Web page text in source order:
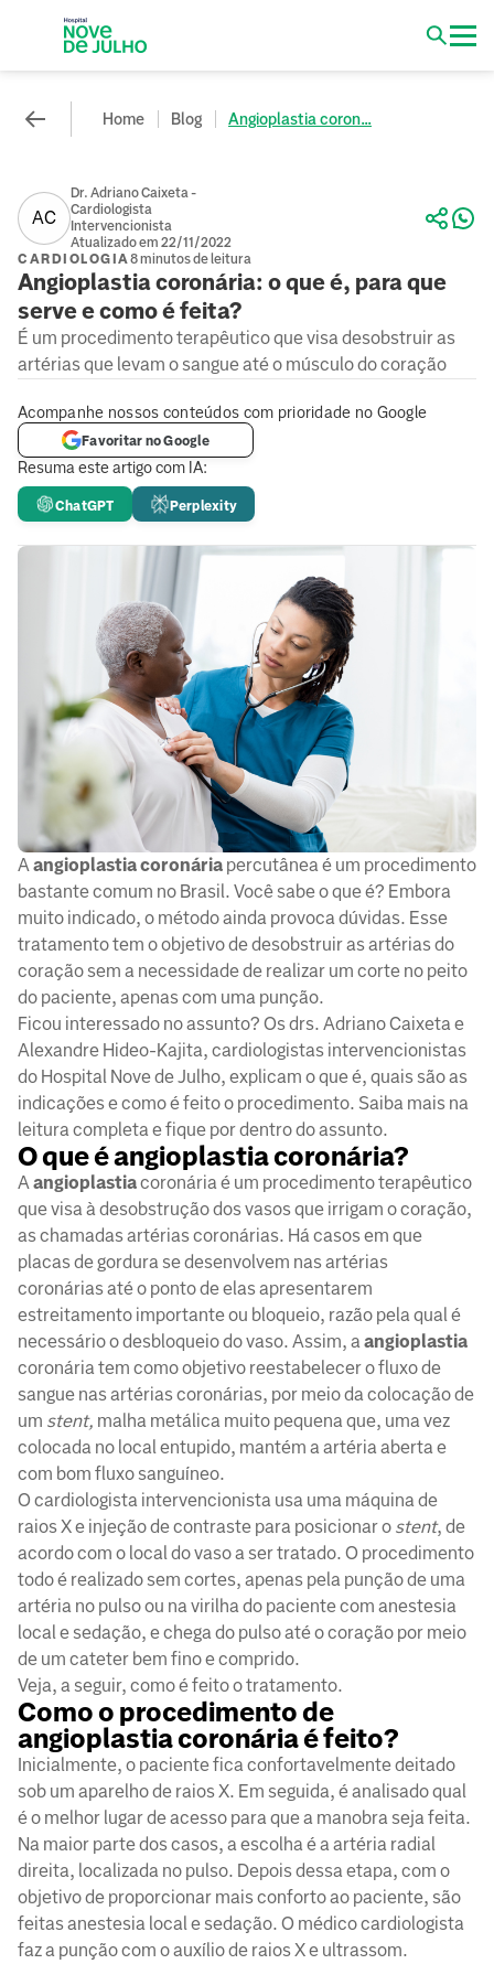
Home Blog Angioplastia coron...
AC
Dr. Adriano Caixeta -
Cardiologista
Intervencionista
Atualizado em 22/11/2022
CARDIOLOGIA8 minutos de leitura
Angioplastia coronária: o que é, para que
serve e como é feita?
É um procedimento terapêutico que visa desobstruir as
artérias que levam o sangue até o músculo do coração
Resuma este artigo com IA:
ChatGPT Perplexity
Acompanhe nossos conteúdos com prioridade no Google
Favoritar no Google
A angioplastia coronária percutânea é um procedimento
bastante comum no Brasil. Você sabe o que é? Embora
muito indicado, o método ainda provoca dúvidas. Esse
tratamento tem o objetivo de desobstruir as artérias do
coração sem a necessidade de realizar um corte no peito
do paciente, apenas com uma punção.
Ficou interessado no assunto? Os drs. Adriano Caixeta e
Alexandre Hideo-Kajita, cardiologistas intervencionistas
do Hospital Nove de Julho, explicam o que é, quais são as
indicações e como é feito o procedimento. Saiba mais na
leitura completa e fique por dentro do assunto.
O que é angioplastia coronária?
A angioplastiacoronária é um procedimento terapêutico
que visa à desobstrução dos vasos que irrigam o coração,
as chamadas artérias coronárias. Há casos em que
placas de gordura se desenvolvem nas artérias
coronárias até o ponto de elas apresentarem
estreitamento importante ou bloqueio, razão pela qual é
necessário o desbloqueio do vaso. Assim, a angioplastia
coronária tem como objetivo reestabelecer o fluxo de
sangue nas artérias coronárias, por meio da colocação de
um stent, malha metálica muito pequena que, uma vez
colocada no local entupido, mantém a artéria aberta e
com bom fluxo sanguíneo.
O cardiologista intervencionista usa uma máquina de
raios X e injeção de contraste para posicionar o stent, de
acordo com o local do vaso a ser tratado. O procedimento
todo é realizado sem cortes, apenas pela punção de uma
artéria no pulso ou na virilha do paciente com anestesia
local e sedação, e chega do pulso até o coração por meio
de um cateter bem fino e comprido.
Veja, a seguir, como é feito o tratamento.
Como o procedimento de
angioplastia coronária é feito?
Inicialmente, o paciente fica confortavelmente deitado
sob um aparelho de raios X. Em seguida, é analisado qual
é o melhor lugar de acesso para que a manobra seja feita.
Na maior parte dos casos, a escolha é a artéria radial
direita, localizada no pulso. Depois dessa etapa, com o
objetivo de proporcionar mais conforto ao paciente, são
feitas anestesia local e sedação. O médico cardiologista
faz a punção com o auxílio de raios X e ultrassom.